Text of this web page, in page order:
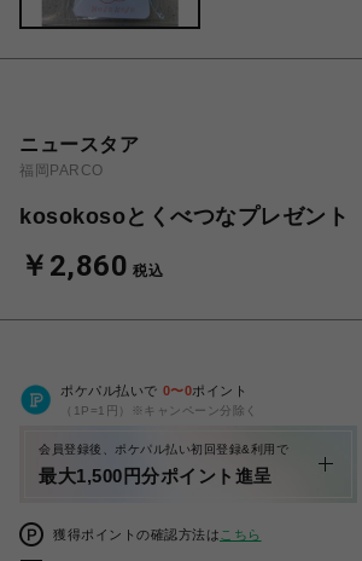
ニュースタア
福岡PARCO
kosokosoとくべつなプレゼン
￥2,860 税込
ポケパル払いで 0〜0ポイント
（1P=1円）※キャンペーン分除く
会員登録後、ポケパル払い初回登録&利用で
最大1,500円分ポイント進呈
獲得ポイントの確認方法は こちら